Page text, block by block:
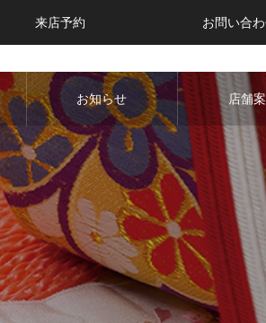
来店予約 お問い合
お知らせ 店舗